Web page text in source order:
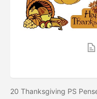
20 Thanksgiving PS